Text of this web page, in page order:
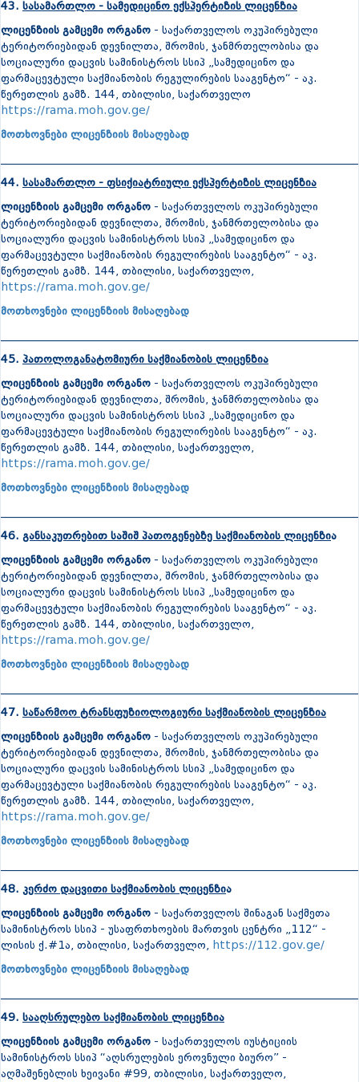
43. სასამართლო - სამედიცინო ექსპერტიზის ლიცენზია
ლიცენზიის გამცემი ორგანო - საქართველოს ოკუპირებული
ტერიტორიებიდან დევნილთა, შრომის, ჯანმრთელობისა და
სოციალური დაცვის სამინისტროს სსიპ „სამედიცინო და
ფარმაცევტული საქმიანობის რეგულირების სააგენტო“ - აკ.
წერეთლის გამზ. 144, თბილისი, საქართველო
https://rama.moh.gov.ge/
მოთხოვნები ლიცენზიის მისაღებად
44. სასამართლო - ფსიქიატრიული ექსპერტიზის ლიცენზია
ლიცენზიის გამცემი ორგანო - საქართველოს ოკუპირებული
ტერიტორიებიდან დევნილთა, შრომის, ჯანმრთელობისა და
სოციალური დაცვის სამინისტროს სსიპ „სამედიცინო და
ფარმაცევტული საქმიანობის რეგულირების სააგენტო“ - აკ.
წერეთლის გამზ. 144, თბილისი, საქართველო,
https://rama.moh.gov.ge/
მოთხოვნები ლიცენზიის მისაღებად
45. პათოლოგანატომიური საქმიანობის ლიცენზია
ლიცენზიის გამცემი ორგანო - საქართველოს ოკუპირებული
ტერიტორიებიდან დევნილთა, შრომის, ჯანმრთელობისა და
სოციალური დაცვის სამინისტროს სსიპ „სამედიცინო და
ფარმაცევტული საქმიანობის რეგულირების სააგენტო“ - აკ.
წერეთლის გამზ. 144, თბილისი, საქართველო,
https://rama.moh.gov.ge/
მოთხოვნები ლიცენზიის მისაღებად
46. განსაკუთრებით საშიშ პათოგენებზე საქმიანობის ლიცენზია
ლიცენზიის გამცემი ორგანო - საქართველოს ოკუპირებული
ტერიტორიებიდან დევნილთა, შრომის, ჯანმრთელობისა და
სოციალური დაცვის სამინისტროს სსიპ „სამედიცინო და
ფარმაცევტული საქმიანობის რეგულირების სააგენტო“ - აკ.
წერეთლის გამზ. 144, თბილისი, საქართველო,
https://rama.moh.gov.ge/
მოთხოვნები ლიცენზიის მისაღებად
47. საწარმოო ტრანსფუზიოლოგიური საქმიანობის ლიცენზია
ლიცენზიის გამცემი ორგანო - საქართველოს ოკუპირებული
ტერიტორიებიდან დევნილთა, შრომის, ჯანმრთელობისა და
სოციალური დაცვის სამინისტროს სსიპ „სამედიცინო და
ფარმაცევტული საქმიანობის რეგულირების სააგენტო“ - აკ.
წერეთლის გამზ. 144, თბილისი, საქართველო,
https://rama.moh.gov.ge/
მოთხოვნები ლიცენზიის მისაღებად
48. კერძო დაცვითი საქმიანობის ლიცენზია
ლიცენზიის გამცემი ორგანო - საქართველოს შინაგან საქმეთა
სამინისტროს სსიპ - უსაფრთხოების მართვის ცენტრი „112“ -
ლისის ქ.#1ა, თბილისი, საქართველო, https://112.gov.ge/
მოთხოვნები ლიცენზიის მისაღებად
49. სააღსრულებო საქმიანობის ლიცენზია
ლიცენზიის გამცემი ორგანო - საქართველოს იუსტიციის
სამინისტროს სსიპ “აღსრულების ეროვნული ბიურო” -
აღმაშენებლის ხეივანი #99, თბილისი, საქართველო,